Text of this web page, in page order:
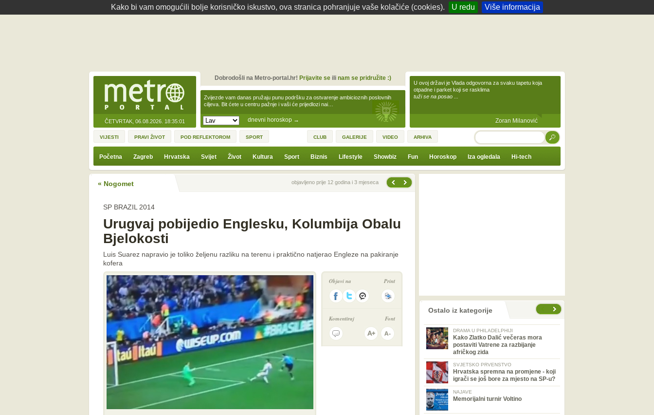
Kako bi vam omogućili bolje korisničko iskustvo, ova stranica pohranjuje vaše kolačiće (cookies). U redu Više informacija
ČETVRTAK, 06.08.2026. 18:35:01 dnevni horoskop →
Zvijezde vam danas pružaju punu podršku za ostvarenje ambicioznih poslovnih
ciljeva. Bit ćete u centru pažnje i vaši će prijedlozi nai…
Dobrodošli na Metro-portal.hr! Prijavite seili nam se pridružite :)
U ovoj državi je Vlada odgovorna za svaku tapetu koja
otpadne i parket koji se rasklima
tuži se na posao ...
Zoran Milanović
VIJESTI PRAVI ŽIVOT POD REFLEKTOROM SPORT CLUB GALERIJE VIDEO ARHIVA TRAŽI
Početna Zagreb Hrvatska Svijet Život Kultura Sport Biznis Lifestyle Showbiz Fun Horoskop Iza ogledala Hi-tech
« Nogomet Prethodna vijestobjavljeno prije 12 godina i 3 mjeseca
SP BRAZIL 2014
Urugvaj pobijedio Englesku, Kolumbija Obalu
Bjelokosti
Luis Suarez napravio je toliko željenu razliku na terenu i praktično natjerao Engleze na pakiranje
kofera
Objavi na Print
Komentiraj Font
Ostalo iz kategorije
DRAMA U PHILADELPHIJI
Kako Zlatko Dalić večeras mora
postaviti Vatrene za razbijanje
afričkog zida
SVJETSKO PRVENSTVO
Hrvatska spremna na promjene - koji
igrači se još bore za mjesto na SP-u?
NAJAVE
Memorijalni turnir Voltino